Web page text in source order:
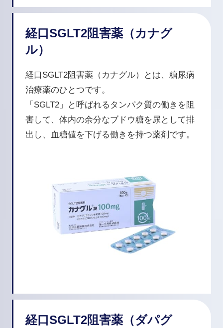
経口SGLT2阻害薬（カナグ
ル）
経口SGLT2阻害薬（カナグル）とは、糖尿病
治療薬のひとつです。
「SGLT2」と呼ばれるタンパク質の働きを阻
害して、体内の余分なブドウ糖を尿として排
出し、血糖値を下げる働きを持つ薬剤です。
経口SGLT2阻害薬（ダパグ